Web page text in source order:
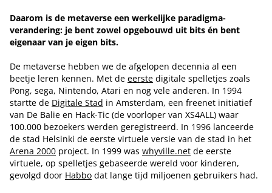
Daarom is de metaverse een werkelijke paradigma-
verandering: je bent zowel opgebouwd uit bits én bent
eigenaar van je eigen bits.
De metaverse hebben we de afgelopen decennia al een
beetje leren kennen. Met de eerste digitale spelletjes zoals
Pong, sega, Nintendo, Atari en nog vele anderen. In 1994
startte de Digitale Stad in Amsterdam, een freenet initiatief
van De Balie en Hack-Tic (de voorloper van XS4ALL) waar
100.000 bezoekers werden geregistreerd. In 1996 lanceerde
de stad Helsinki de eerste virtuele versie van de stad in het
Arena 2000 project. In 1999 was whyville.net de eerste
virtuele, op spelletjes gebaseerde wereld voor kinderen,
gevolgd door Habbo dat lange tijd miljoenen gebruikers had.